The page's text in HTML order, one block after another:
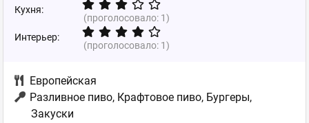
Кухня:
(проголосовало: 1)
Интерьер:
(проголосовало: 1)
Европейская
Разливное пиво, Крафтовое пиво, Бургеры,
Закуски